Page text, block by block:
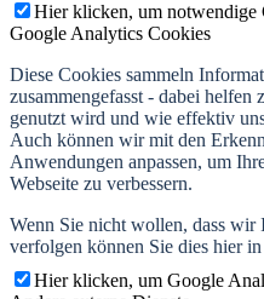
Hier klicken, um notwendige
Google Analytics Cookies
Diese Cookies sammeln
zusammengefasst - dabei helfen
genutzt wird und wie effektiv
Auch können wir mit den
Anwendungen anpassen, um
Webseite zu verbessern.
Wenn Sie nicht wollen, dass wir
verfolgen können Sie dies hier
Hier klicken, um Google